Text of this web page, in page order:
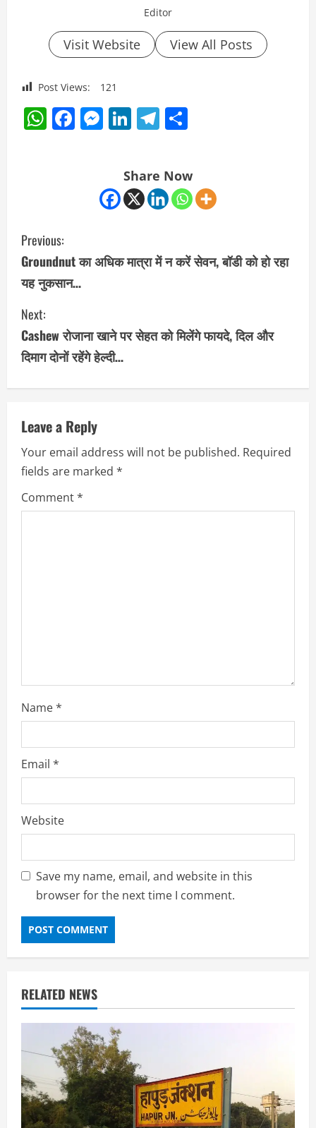
Editor
Visit Website View All Posts
Post Views: 121
WhatsApp
Facebook
Messenger
LinkedIn
Telegram
Share Now
C
o
n
t
i
n
e
R
e
Previous:
Groundnut का अधिक मात्रा में न करें सेवन, बॉडी को हो रहा
यह नुकसान…
Next:
Cashew रोजाना खाने पर सेहत को मिलेंगे फायदे, दिल और
दिमाग दोनों रहेंगे हेल्दी…
Leave a Reply
Your email address will not be published. Required
fields are marked *
Comment*
Name*
Email *
Website
Save my name, email, and website in this
browser for the next time I comment.
RELATED NEWS